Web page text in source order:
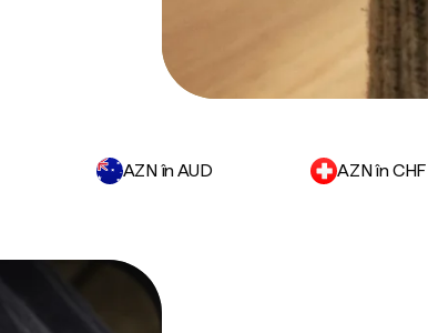
AZN în AUD AZN în CHF